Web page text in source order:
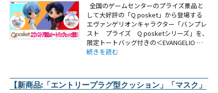
全国のゲームセンターのプライズ景品と
して大好評の「Q posket」から登場する
エヴァンゲリオンキャラクター「バンプレ
スト プライズ Q posketシリーズ」を、
限定トートバッグ付きの＜EVANGELIO …
“【新商品：「バンプレスト プライズ Q
続きを読む
【新商品:「エントリープラグ型クッション」「マスク」